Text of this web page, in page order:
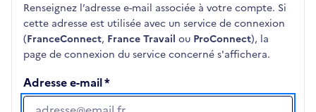
Renseignez l’adresse e-mail associée à votre compte. Si
cette adresse est utilisée avec un service de connexion
(FranceConnect, France Travail ou ProConnect), la
page de connexion du service concerné s'affichera.
Adresse e-mail
Adresse e-mail